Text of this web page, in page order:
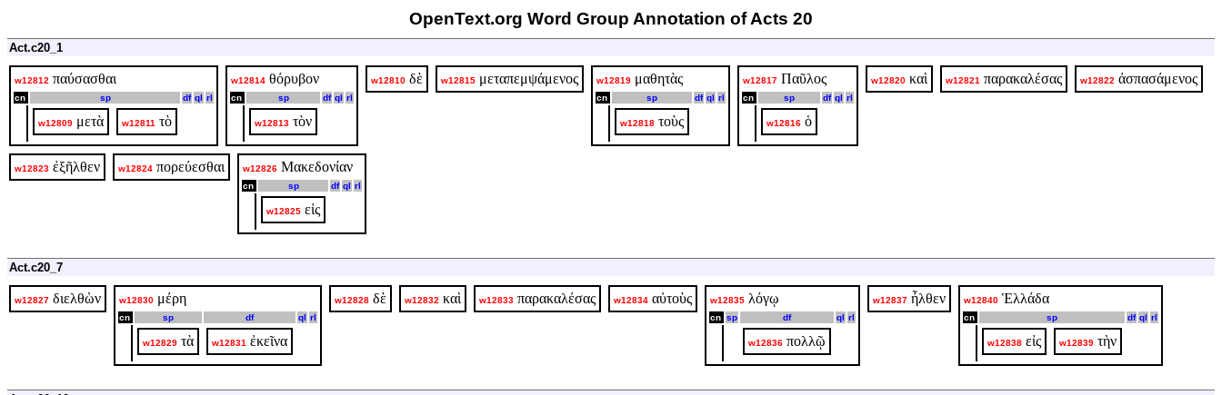
OpenText.org Word Group Annotation of Acts 20
Act.c20_1
w12812 παύσασθαι
cn sp df ql rl
w12809 μετὰ w12811 τὸ
w12814 θόρυβον
cn sp df ql rl
w12813 τὸν
w12810 δὲ w12815 μεταπεμψάμενος w12819 μαθητὰς
cn sp df ql rl
w12818 τοὺς
w12817 Παῦλος
cn sp df ql rl
w12816 ὁ
w12820 καὶ w12821 παρακαλέσας w12822 ἀσπασάμενος
w12823 ἐξῆλθεν w12824 πορεύεσθαι w12826 Μακεδονίαν
cn sp df ql rl
w12825 εἰς
Act.c20_7
w12827 διελθὼν w12830 μέρη
cn sp df ql rl
w12829 τὰ w12831 ἐκεῖνα
w12828 δὲ w12832 καὶ w12833 παρακαλέσας w12834 αὐτοὺς w12835 λόγῳ
cn sp df ql rl
w12836 πολλῷ
w12837 ἦλθεν w12840 Ἑλλάδα
cn sp df ql rl
w12838 εἰς w12839 τὴν